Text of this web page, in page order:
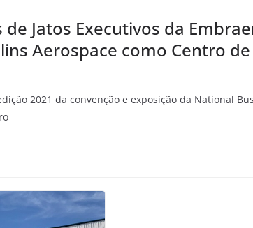
Jatos Executivos da
Aerospace como Centro
2021 da convenção e exposição da National